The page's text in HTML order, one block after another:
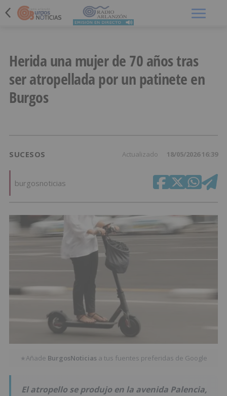
Herida una mujer de 70 años tras
ser atropellada por un patinete en
Burgos
SUCESOS Actualizado 18/05/2026 16:39
burgosnoticias
★Añade BurgosNoticias a tus fuentes preferidas de Google
El atropello se produjo en la avenida Palencia,